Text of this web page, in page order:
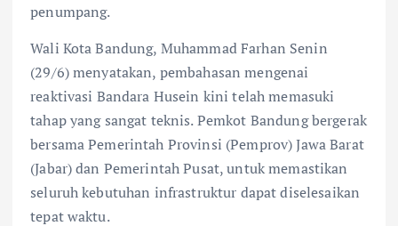
penumpang.
Wali Kota Bandung, Muhammad Farhan Senin
(29/6) menyatakan, pembahasan mengenai
reaktivasi Bandara Husein kini telah memasuki
tahap yang sangat teknis. Pemkot Bandung bergerak
bersama Pemerintah Provinsi (Pemprov) Jawa Barat
(Jabar) dan Pemerintah Pusat, untuk memastikan
seluruh kebutuhan infrastruktur dapat diselesaikan
tepat waktu.